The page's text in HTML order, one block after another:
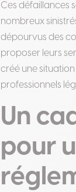
Ces défaillances
nombreux
dépourvus des
proposer leurs
créé une
professionnels
Un
pour